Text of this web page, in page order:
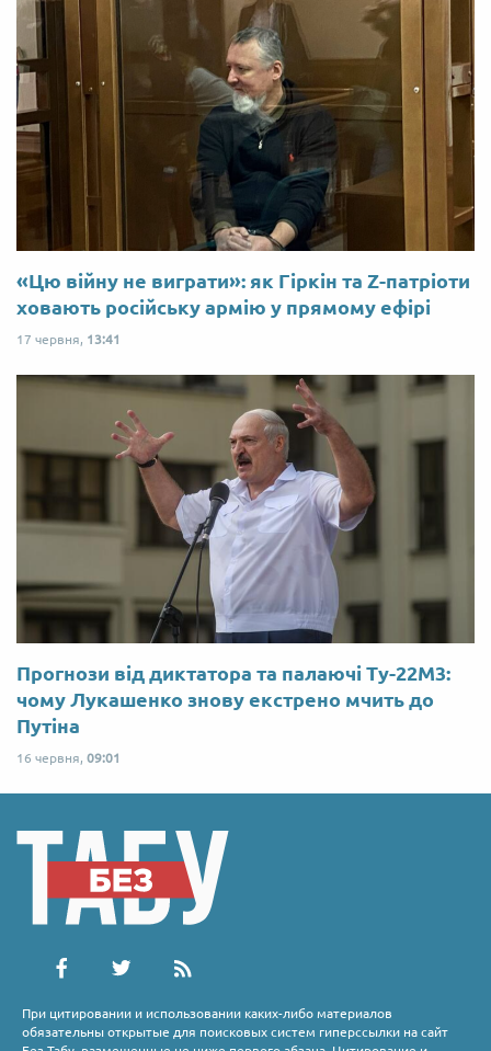
«Цю війну не виграти»: як Гіркін та Z-патріоти
ховають російську армію у прямому ефірі
17 червня, 13:41
Прогнози від диктатора та палаючі Ту-22М3:
чому Лукашенко знову екстрено мчить до
Путіна
16 червня, 09:01
При цитировании и использовании каких-либо материалов
обязательны открытые для поисковых систем гиперссылки на сайт